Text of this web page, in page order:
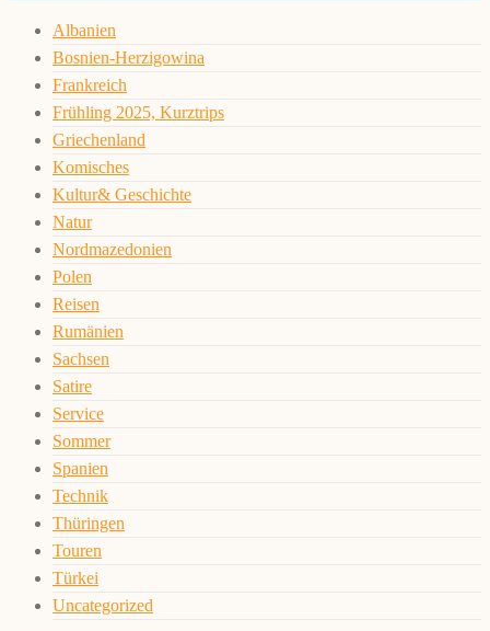
Albanien
Bosnien-Herzigowina
Frankreich
Frühling 2025, Kurztrips
Griechenland
Komisches
Kultur& Geschichte
Natur
Nordmazedonien
Polen
Reisen
Rumänien
Sachsen
Satire
Service
Sommer
Spanien
Technik
Thüringen
Touren
Türkei
Uncategorized